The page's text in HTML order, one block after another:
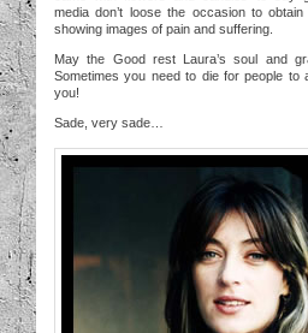
media don’t loose the occasion to
showing images of pain and suffering.
May the Good rest Laura’s soul and
Sometimes you need to die for people to
you!
Sade, very sade…